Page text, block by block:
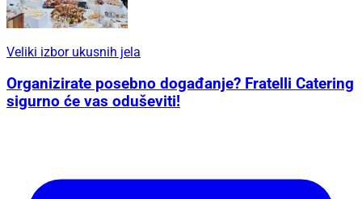
Veliki izbor ukusnih jela
Organizirate posebno događanje? Fratelli Catering
sigurno će vas oduševiti!